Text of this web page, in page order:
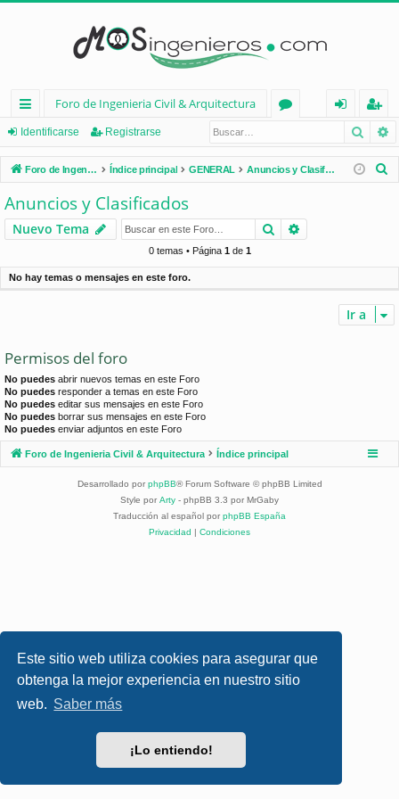
Este sitio web utiliza cookies para asegurar que
obtenga la mejor experiencia en nuestro sitio
web. Saber más
¡Lo entiendo!
nl
ac
es
rá
pi
d
Foro de Ingenieria Civil & Arquitectura
os
nt
ifi
e
eg
ist
ra
Identificarse Registrarse
Foro de Ingenieria Civil & Arquitectura Índice principal GENERAL Anuncios y Clasificados
r
Anuncios y Clasificados
Nuevo Tema Buscar
0 temas • Página 1de 1
No hay temas o mensajes en este foro.
Ir a
Permisos del foro
No puedes abrir nuevos temas en este Foro
No puedes responder a temas en este Foro
No puedes editar sus mensajes en este Foro
No puedes borrar sus mensajes en este Foro
No puedes enviar adjuntos en este Foro
Foro de Ingenieria Civil & Arquitectura Índice principal
Desarrollado por phpBB® Forum Software © phpBB Limited
Style por Arty - phpBB 3.3 por MrGaby
Traducción al español por phpBB España
Privacidad | Condiciones